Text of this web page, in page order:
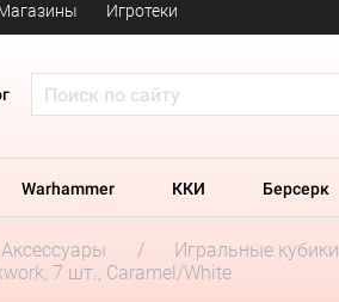
Игротеки
Warhammer ККИ Берсерк
Аксессуары Игральные кубики
7 шт., Caramel/White